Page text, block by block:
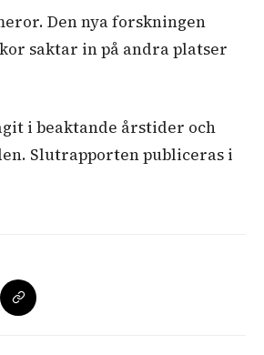
Den nya forskningen
saktar in på andra platser
i beaktande årstider och
Slutrapporten publiceras i